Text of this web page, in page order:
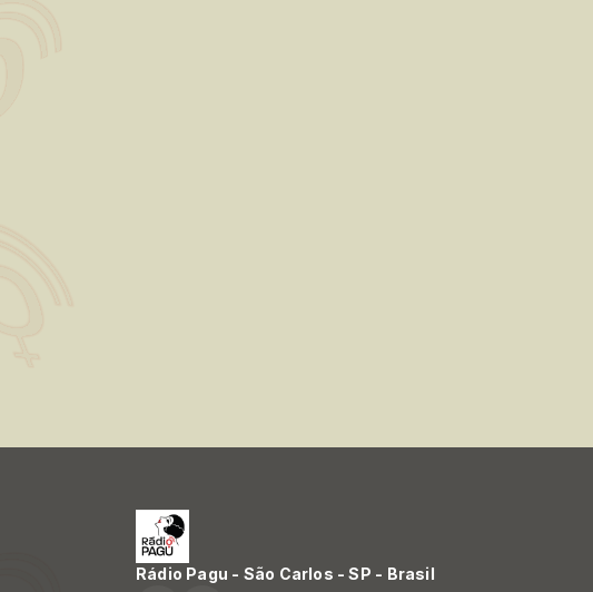
Rádio Pagu - São Carlos - SP - Brasil